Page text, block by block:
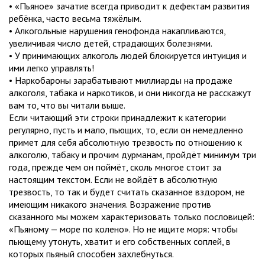
• «Пьяное» зачатие всегда приводит к дефектам развития
ребёнка, часто весьма тяжёлым.
• Алкогольные нарушения генофонда накапливаются,
увеличивая число детей, страдающих болезнями.
• У принимающих алкоголь людей блокируется интуиция и
ими легко управлять!
• Наркобароны зарабатывают миллиарды на продаже
алкоголя, табака и наркотиков, и они никогда не расскажут
вам то, что вы читали выше.
Если читающий эти строки принадлежит к категории
регулярно, пусть и мало, пьющих, то, если он немедленно
примет для себя абсолютную трезвость по отношению к
алкоголю, табаку и прочим дурманам, пройдёт минимум три
года, прежде чем он поймёт, сколь многое стоит за
настоящим текстом. Если не войдёт в абсолютную
трезвость, то так и будет считать сказанное вздором, не
имеющим никакого значения. Возражение против
сказанного мы можем характеризовать только пословицей:
«Пьяному — море по колено». Но не ищите моря: чтобы
пьющему утонуть, хватит и его собственных соплей, в
которых пьяный способен захлебнуться.